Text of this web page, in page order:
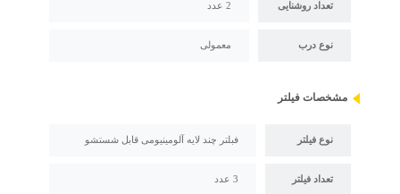
تعداد روشنایی 2 عدد
نوع درب معمولی
مشخصات فیلتر
نوع فیلتر فبلتر چند لایه آلومینیومی قابل شستشو
تعداد فیلتر 3 عدد